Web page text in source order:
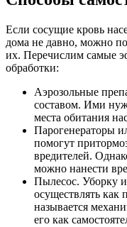
Если сосущие кровь
дома не давно, можно
их. Перечислим самые
обработки:
Аэрозольные
составом. Ими
места обитания
Парогенераторы
помогут
вредителей.
можно нанести
Пылесос. Уборку
осуществлять как
называется
его как